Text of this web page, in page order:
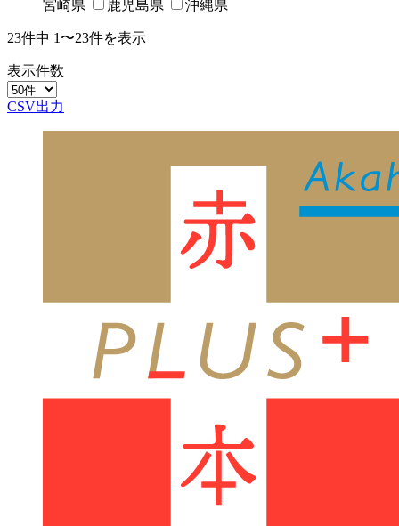
宮崎県 鹿児島県 沖縄県
23件中 1〜23件を表示
表示件数
CSV出力